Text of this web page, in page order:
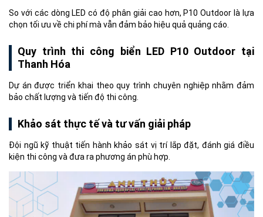
So với các dòng LED có độ phân giải cao hơn, P10 Outdoor là lựa
chọn tối ưu về chi phí mà vẫn đảm bảo hiệu quả quảng cáo.
Quy trình thi công biển LED P10 Outdoor tại
Thanh Hóa
Dự án được triển khai theo quy trình chuyên nghiệp nhằm đảm
bảo chất lượng và tiến độ thi công.
Khảo sát thực tế và tư vấn giải pháp
Đội ngũ kỹ thuật tiến hành khảo sát vị trí lắp đặt, đánh giá điều
kiện thi công và đưa ra phương án phù hợp.